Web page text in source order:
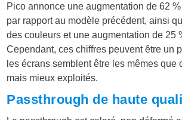
Pico annonce une augmentation de 62
par rapport au modèle précédent, ainsi
des couleurs et une augmentation de 25
Cependant, ces chiffres peuvent être un
les écrans semblent être les mêmes que
mais mieux exploités.
Passthrough de haute